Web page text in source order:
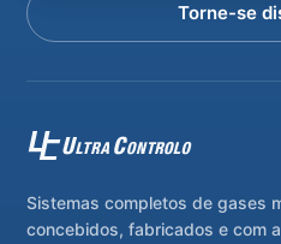
Torne-se
Sistemas completos de gases
concebidos, fabricados e com